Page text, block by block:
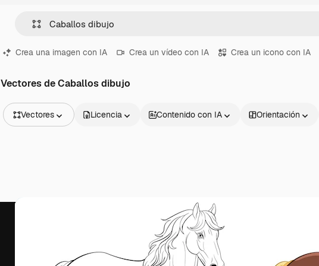
Crea una imagen con IA Crea un vídeo con IA Crea un icono con IA
Vectores de Caballos dibujo
Vectores
Vídeos
Licencia Contenido con IA Orientación